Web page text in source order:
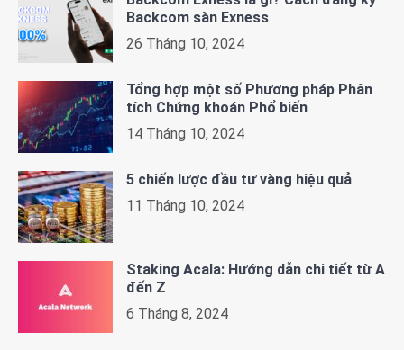
Backcom sàn Exness
26 Tháng 10, 2024
Tổng hợp một số Phương pháp Phân
tích Chứng khoán Phổ biến
14 Tháng 10, 2024
5 chiến lược đầu tư vàng hiệu quả
11 Tháng 10, 2024
Staking Acala: Hướng dẫn chi tiết từ A
đến Z
6 Tháng 8, 2024